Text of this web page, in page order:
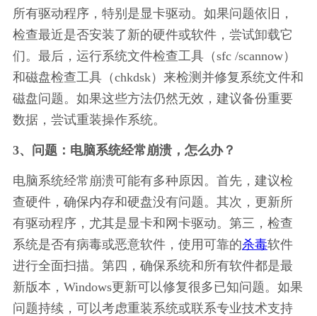
所有驱动程序，特别是显卡驱动。如果问题依旧，
检查最近是否安装了新的硬件或软件，尝试卸载它
们。最后，运行系统文件检查工具（sfc /scannow）
和磁盘检查工具（chkdsk）来检测并修复系统文件和
磁盘问题。如果这些方法仍然无效，建议备份重要
数据，尝试重装操作系统。
3、问题：电脑系统经常崩溃，怎么办？
电脑系统经常崩溃可能有多种原因。首先，建议检
查硬件，确保内存和硬盘没有问题。其次，更新所
有驱动程序，尤其是显卡和网卡驱动。第三，检查
系统是否有病毒或恶意软件，使用可靠的杀毒软件
进行全面扫描。第四，确保系统和所有软件都是最
新版本，Windows更新可以修复很多已知问题。如果
问题持续，可以考虑重装系统或联系专业技术支持